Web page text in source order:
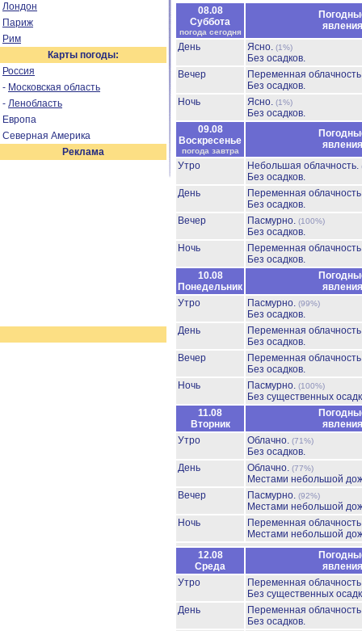
Лондон
Париж
Рим
Карты погоды:
Россия
- Московская область
- Ленобласть
Европа
Северная Америка
Реклама
08.08
Суббота
погода сегодня
явления
День
Ясно. (1%)
Без осадков.
Вечер
Переменная
Без осадков.
Ночь
Ясно. (1%)
Без осадков.
09.08
Воскресенье
погода завтра
явления
Утро
Небольшая облачность.
Без осадков.
День
Переменная
Без осадков.
Вечер
Пасмурно. (100%)
Без осадков.
Ночь
Переменная
Без осадков.
10.08
Понедельник
явления
Утро
Пасмурно. (99%)
Без осадков.
День
Переменная
Без осадков.
Вечер
Переменная
Без осадков.
Ночь
Пасмурно. (100%)
Без существенных
11.08
Вторник
явления
Утро
Облачно. (71%)
Без осадков.
День
Облачно. (77%)
Местами небольшой
Вечер
Пасмурно. (92%)
Местами небольшой
Ночь
Переменная
Местами небольшой
12.08
Среда
явления
Утро
Переменная
Без существенных
День
Переменная
Без осадков.